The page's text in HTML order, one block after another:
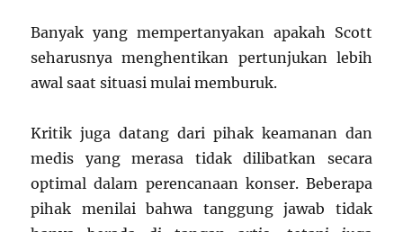
Banyak yang mempertanyakan apakah Scott
seharusnya menghentikan pertunjukan lebih
awal saat situasi mulai memburuk.
Kritik juga datang dari pihak keamanan dan
medis yang merasa tidak dilibatkan secara
optimal dalam perencanaan konser. Beberapa
pihak menilai bahwa tanggung jawab tidak